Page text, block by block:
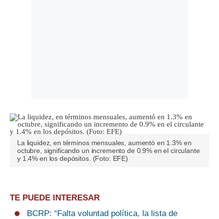
La liquidez, en términos mensuales, aumentó en 1.3% en
octubre, significando un incremento de 0.9% en el circulante
y 1.4% en los depósitos. (Foto: EFE)
TE PUEDE INTERESAR
BCRP: “Falta voluntad política, la lista de